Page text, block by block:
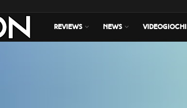
REVIEWS NEWS VIDEOGIOCHI